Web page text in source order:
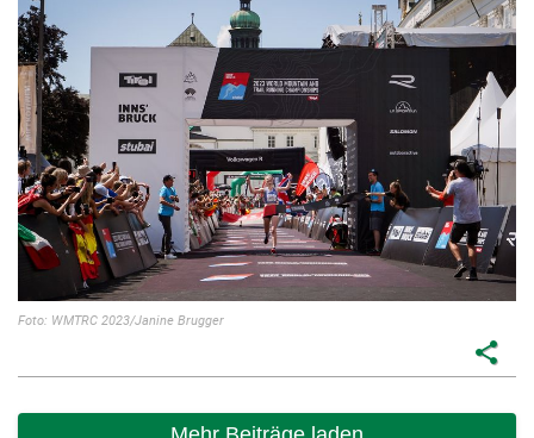
Foto: WMTRC 2023/Janine Brugger
share